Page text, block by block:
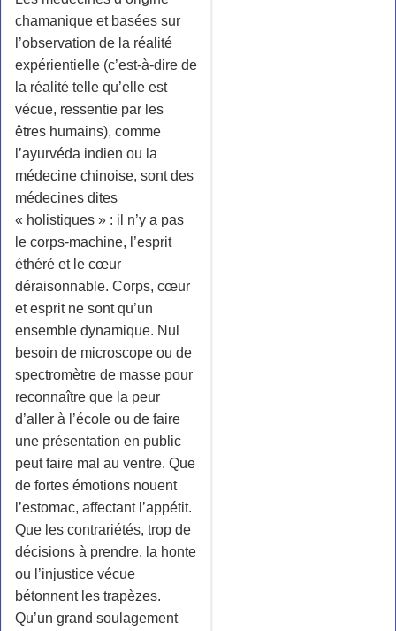
chamanique et basées sur
l’observation de la réalité
expérientielle (c’est-à-dire de
la réalité telle qu’elle est
vécue, ressentie par les
êtres humains), comme
l’ayurvéda indien ou la
médecine chinoise, sont des
médecines dites
« holistiques » : il n’y a pas
le corps-machine, l’esprit
éthéré et le cœur
déraisonnable. Corps, cœur
et esprit ne sont qu’un
ensemble dynamique. Nul
besoin de microscope ou de
spectromètre de masse pour
reconnaître que la peur
d’aller à l’école ou de faire
une présentation en public
peut faire mal au ventre. Que
de fortes émotions nouent
l’estomac, affectant l’appétit.
Que les contrariétés, trop de
décisions à prendre, la honte
ou l’injustice vécue
bétonnent les trapèzes.
Qu’un grand soulagement